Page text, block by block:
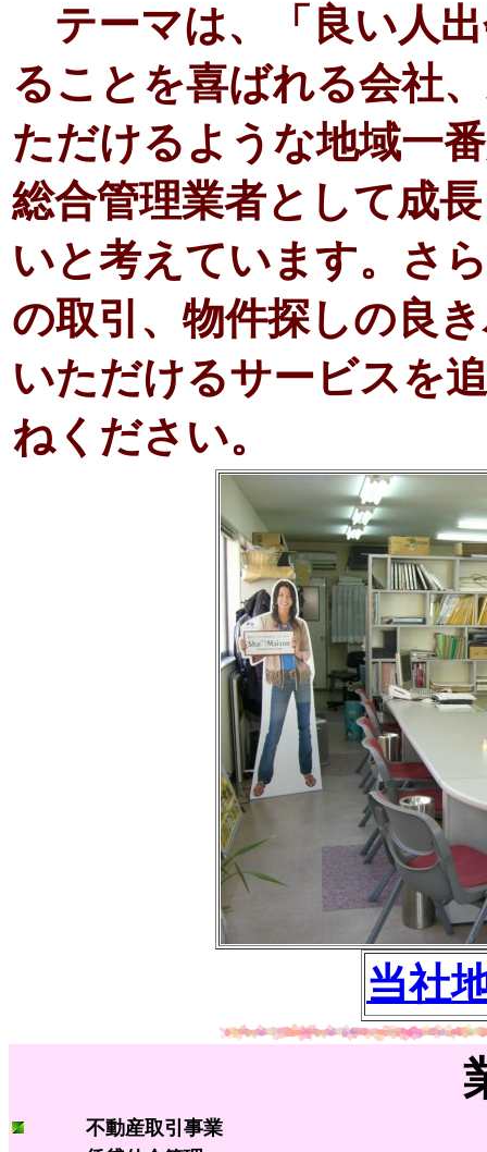
テーマは、「良い人
ることを喜ばれる会社
ただけるような地域一
総合管理業者として成
いと考えています。さ
の取引、物件探しの良
いただけるサービスを
ねください。
当社
不動産取引事業